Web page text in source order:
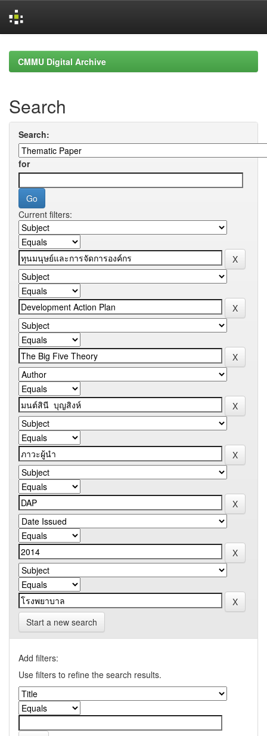
navigationCMMU Digital Archive
Search
Search:
for
Current filters:
Start a new search
Add filters:
Use filters to refine the search results.